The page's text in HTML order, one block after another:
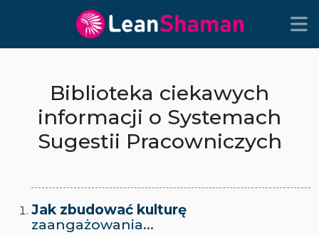
Biblioteka ciekawych
informacji o Systemach
Sugestii Pracowniczych
Jak zbudować kulturę
zaangażowania...